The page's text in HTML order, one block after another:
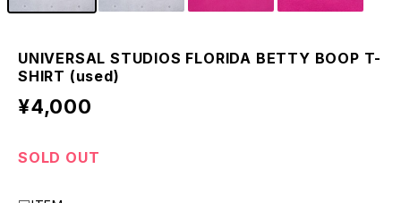
UNIVERSAL STUDIOS FLORIDA BETTY BOOP T-
SHIRT (used)
¥4,000
SOLD OUT